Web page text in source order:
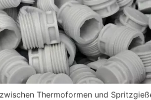
Thermoformen und